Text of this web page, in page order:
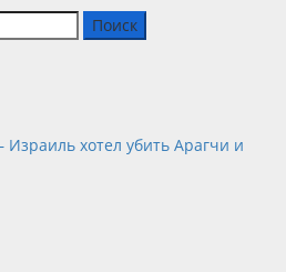
хотел убить Арагчи и